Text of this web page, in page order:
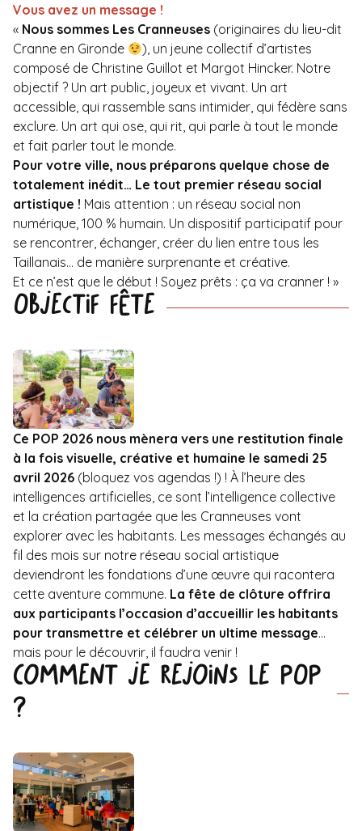
Vous avez un message !
« Nous sommes Les Cranneuses (originaires du lieu-dit
Cranne en Gironde
), un jeune collectif d’artistes
composé de Christine Guillot et Margot Hincker. Notre
objectif ? Un art public, joyeux et vivant. Un art
accessible, qui rassemble sans intimider, qui fédère sans
exclure. Un art qui ose, qui rit, qui parle à tout le monde
et fait parler tout le monde.
Pour votre ville, nous préparons quelque chose de
totalement inédit… Le tout premier réseau social
artistique ! Mais attention : un réseau social non
numérique, 100 % humain. Un dispositif participatif pour
se rencontrer, échanger, créer du lien entre tous les
Taillanais… de manière surprenante et créative.
Et ce n’est que le début ! Soyez prêts : ça va cranner ! »
Objectif fête
Ce POP 2026 nous mènera vers une restitution finale
à la fois visuelle, créative et humaine le samedi 25
avril 2026 (bloquez vos agendas !) ! À l’heure des
intelligences artificielles, ce sont l’intelligence collective
et la création partagée que les Cranneuses vont
explorer avec les habitants. Les messages échangés au
fil des mois sur notre réseau social artistique
deviendront les fondations d’une œuvre qui racontera
cette aventure commune. La fête de clôture offrira
aux participants l’occasion d’accueillir les habitants
pour transmettre et célébrer un ultime message…
mais pour le découvrir, il faudra venir !
Comment je rejoins le POP
?